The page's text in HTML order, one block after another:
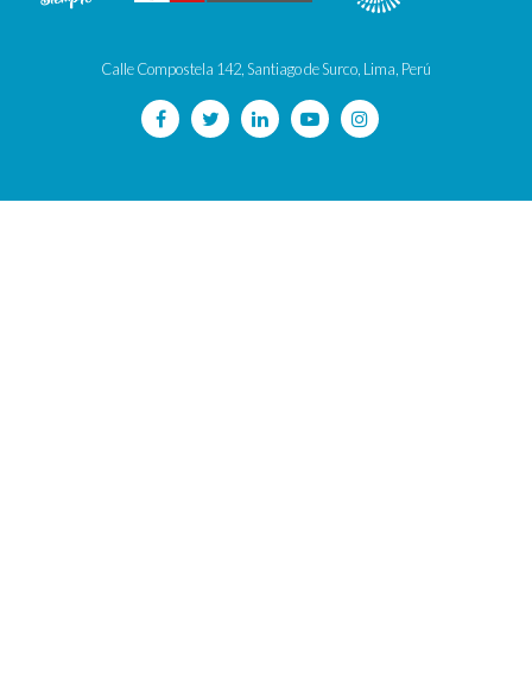
Calle Compostela 142, Santiago de Surco, Lima, Perú